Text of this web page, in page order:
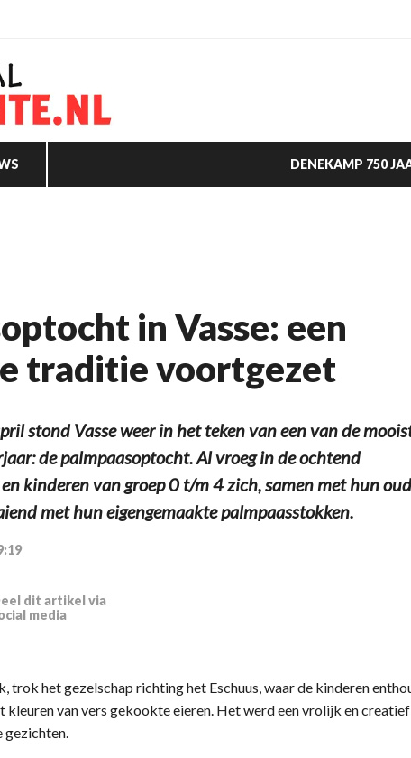
DENEKAMP 750
in Vasse: een
traditie voortgezet
stond Vasse weer in het teken van een van de
de palmpaasoptocht. Al vroeg in de ochtend
kinderen van groep 0 t/m 4 zich, samen met hun
met hun eigengemaakte palmpaasstokken.
dit artikel via
media
trok het gezelschap richting het Eschuus, waar de kinderen
kleuren van vers gekookte eieren. Het werd een vrolijk en creatief
gezichten.